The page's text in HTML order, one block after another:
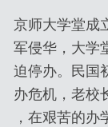
京师大学堂成
军侵华，大学
迫停办。民国
办危机，老校
，在艰苦的